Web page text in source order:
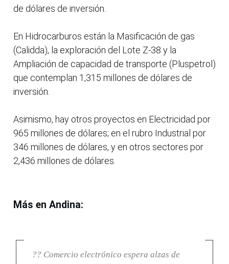
de dólares de inversión.
En Hidrocarburos están la Masificación de gas
(Calidda), la exploración del Lote Z-38 y la
Ampliación de capacidad de transporte (Pluspetrol)
que contemplan 1,315 millones de dólares de
inversión.
Asimismo, hay otros proyectos en Electricidad por
965 millones de dólares; en el rubro Industrial por
346 millones de dólares, y en otros sectores por
2,436 millones de dólares.
Más en Andina:
?? Comercio electrónico espera alzas de